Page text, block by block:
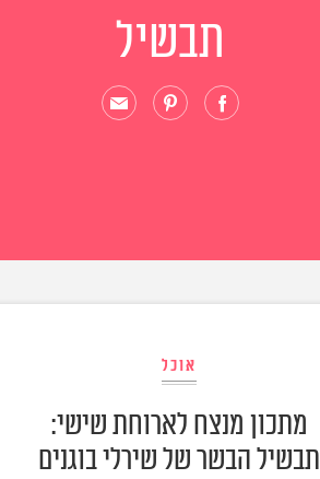
תבשיל
אוכל
מתכון מנצח לארוחת שישי:
תבשיל הבשר של שירלי בוגנים